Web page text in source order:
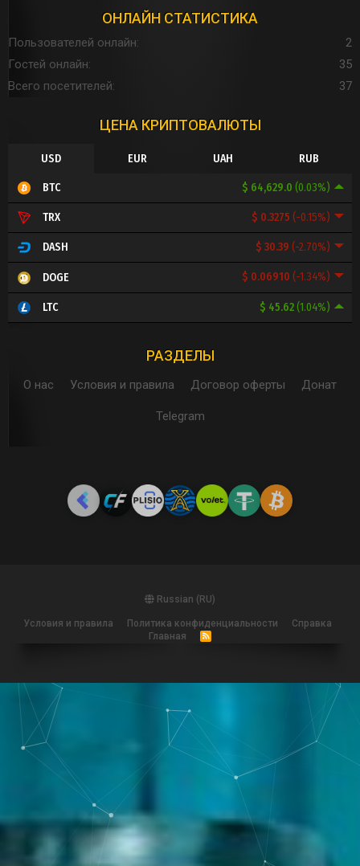
ОНЛАЙН СТАТИСТИКА
Пользователей онлайн
2
Гостей онлайн
35
Всего посетителей
37
ЦЕНА КРИПТОВАЛЮТЫ
USD EUR UAH RUB
$ 64,629.0 (0.03%)
BTC
$ 0.3275 (-0.15%)
TRX
$ 30.39 (-2.70%)
DASH
$ 0.06910 (-1.34%)
DOGE
$ 45.62(1.04%)
LTC
РАЗДЕЛЫ
О нас Условия и правила Договор оферты Донат
Telegram
Russian (RU)
Условия и правила Политика конфиденциальности
Справка
Главная
R